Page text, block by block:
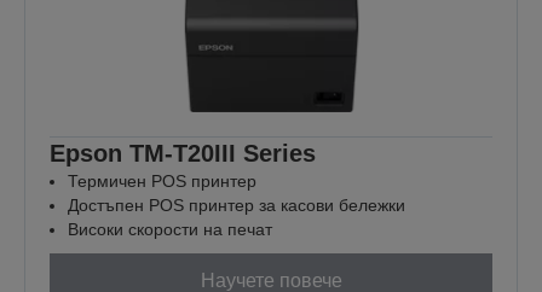
Epson TM-T20III Series
Термичен POS принтер
Достъпен POS принтер за касови бележки
Високи скорости на печат
Научете повече